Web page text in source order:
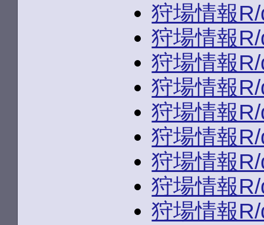
狩場情報
狩場情報
狩場情報
狩場情報
狩場情報
狩場情報
狩場情報
狩場情報
狩場情報